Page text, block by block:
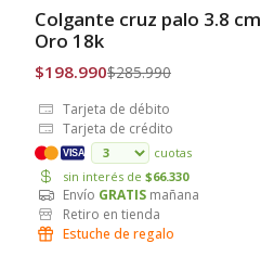
Envío Gratis
Colgante cruz palo 3.8 cm
Oro 18k
$198.990$285.990
Tarjeta de débito
Tarjeta de crédito
VISA
cuotas
sin interés de $66.330
Envío GRATIS mañana
Retiro en tienda
Estuche de regalo